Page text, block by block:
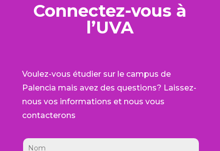
Connectez-vous à
l’UVA
Voulez-vous étudier sur le campus de
Palencia mais avez des questions? Laissez-
nous vos informations et nous vous
contacterons